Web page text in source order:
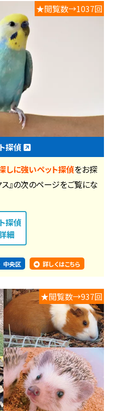
★閲覧数→1037回
探偵
しに強いペット探偵をお探
ス』の次のページをご覧にな
探偵
細
中央区 詳しくはこちら
★閲覧数→937回